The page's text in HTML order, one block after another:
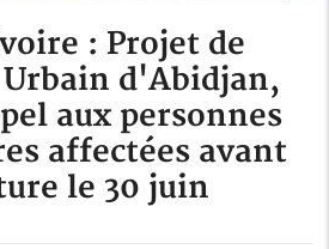
: Projet de
d'Abidjan,
aux personnes
affectées avant
le 30 juin